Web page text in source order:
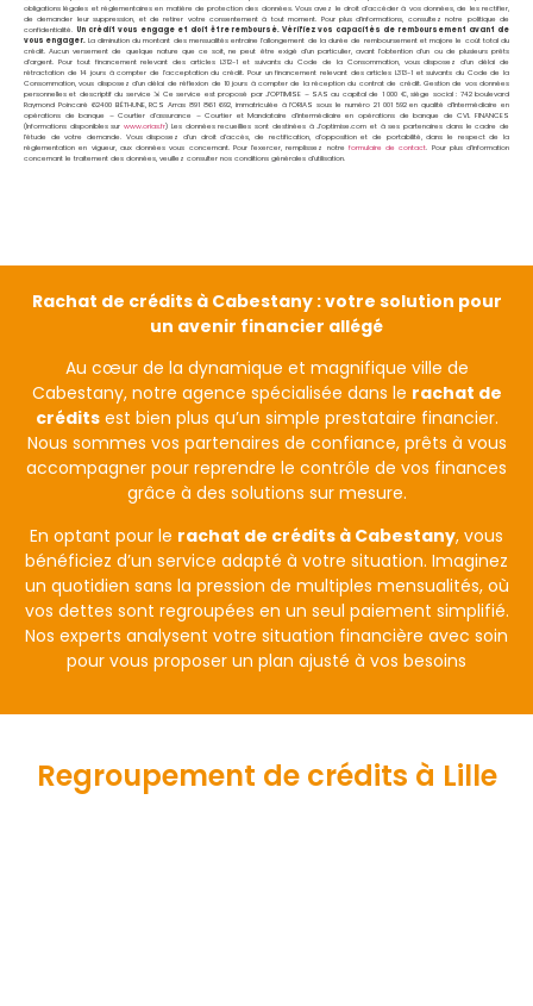
obligations légales et réglementaires en matière de protection des données. Vous avez le droit d’accéder à vos données, de les rectifier,
de demander leur suppression, et de retirer votre consentement à tout moment. Pour plus d’informations, consultez notre politique de
confidentialité. Un crédit vous engage et doit être remboursé. Vérifiez vos capacités de remboursement avant de
vous engager. La diminution du montant des mensualités entraine l’allongement de la durée de remboursement et majore le coût total du
crédit. Aucun versement de quelque nature que ce soit, ne peut être exigé d’un particulier, avant l’obtention d’un ou de plusieurs prêts
d’argent. Pour tout financement relevant des articles L312-1 et suivants du Code de la Consommation, vous disposez d’un délai de
rétractation de 14 jours à compter de l’acceptation du crédit. Pour un financement relevant des articles L313-1 et suivants du Code de la
Consommation, vous disposez d’un délai de réflexion de 10 jours à compter de la réception du contrat de crédit. Gestion de vos données
personnelles et descriptif du service ⇲ Ce service est proposé par J’OPTIMISE – SAS au capital de 1 000 €, siège social : 742 boulevard
Raymond Poincaré 62400 BÉTHUNE, RCS Arras 891 861 692, immatriculée à l’ORIAS sous le numéro 21 001 592 en qualité d’Intermédiaire en
opérations de banque – Courtier d’assurance – Courtier et Mandataire d’intermédiaire en opérations de banque de CVL FINANCES
(Informations disponibles sur www.orias.fr) Les données recueillies sont destinées à J’optimise.com et à ses partenaires dans le cadre de
l’étude de votre demande. Vous disposez d’un droit d’accès, de rectification, d’opposition et de portabilité, dans le respect de la
réglementation en vigueur, aux données vous concernant. Pour l’exercer, remplissez notre formulaire de contact. Pour plus d’information
concernant le traitement des données, veuillez consulter nos conditions générales d’utilisation.
Rachat de crédits à Cabestany : votre solution pour
un avenir financier allégé
Au cœur de la dynamique et magnifique ville de
Cabestany, notre agence spécialisée dans le rachat de
créditsest bien plus qu’un simple prestataire financier.
Nous sommes vos partenaires de confiance, prêts à vous
accompagner pour reprendre le contrôle de vos finances
grâce à des solutions sur mesure.
En optant pour le rachat de crédits à Cabestany, vous
bénéficiez d’un service adapté à votre situation. Imaginez
un quotidien sans la pression de multiples mensualités, où
vos dettes sont regroupées en un seul paiement simplifié.
Nos experts analysent votre situation financière avec soin
pour vous proposer un plan ajusté à vos besoins
Regroupement de crédits à Lille